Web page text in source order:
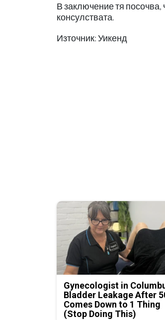
В заключение тя посочва,
консулствата.
Източник: Уикенд
Gynecologist in
Bladder Leakage After
Comes Down to 1 Thing
(Stop Doing This)